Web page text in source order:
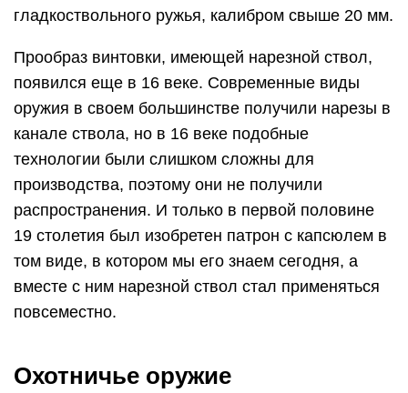
гладкоствольного ружья, калибром свыше 20 мм.
Прообраз винтовки, имеющей нарезной ствол,
появился еще в 16 веке. Современные виды
оружия в своем большинстве получили нарезы в
канале ствола, но в 16 веке подобные
технологии были слишком сложны для
производства, поэтому они не получили
распространения. И только в первой половине
19 столетия был изобретен патрон с капсюлем в
том виде, в котором мы его знаем сегодня, а
вместе с ним нарезной ствол стал применяться
повсеместно.
Охотничье оружие